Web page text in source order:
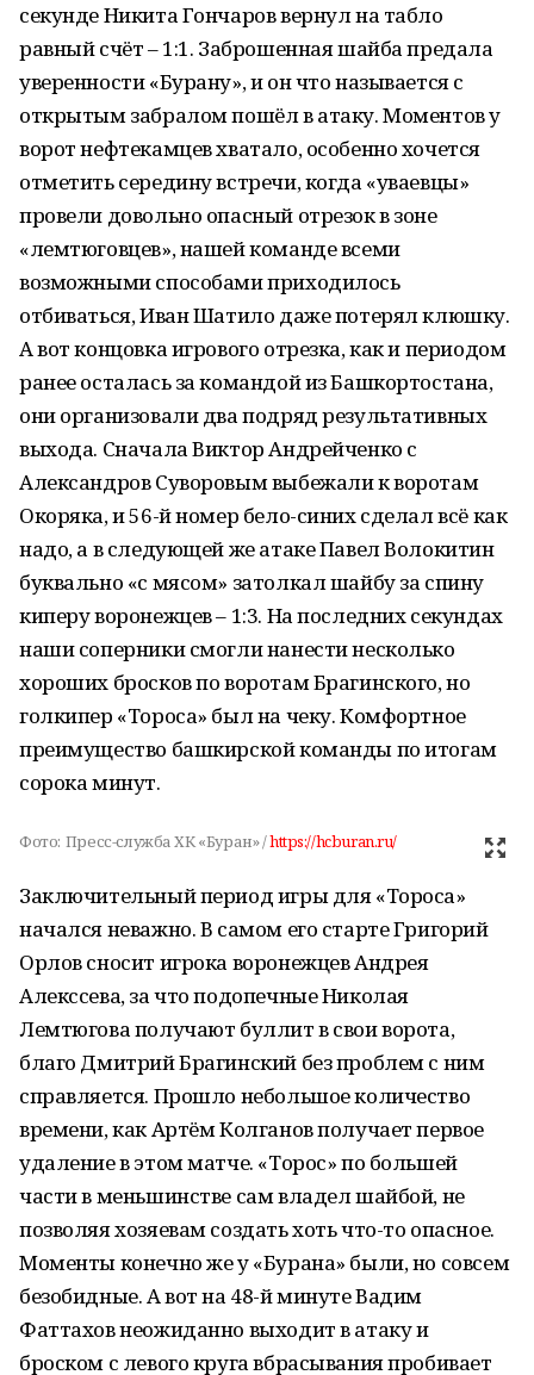
секунде Никита Гончаров вернул на табло
равный счёт – 1:1. Заброшенная шайба предала
уверенности «Бурану», и он что называется с
открытым забралом пошёл в атаку. Моментов у
ворот нефтекамцев хватало, особенно хочется
отметить середину встречи, когда «уваевцы»
провели довольно опасный отрезок в зоне
«лемтюговцев», нашей команде всеми
возможными способами приходилось
отбиваться, Иван Шатило даже потерял клюшку.
А вот концовка игрового отрезка, как и периодом
ранее осталась за командой из Башкортостана,
они организовали два подряд результативных
выхода. Сначала Виктор Андрейченко с
Александров Суворовым выбежали к воротам
Окоряка, и 56-й номер бело-синих сделал всё как
надо, а в следующей же атаке Павел Волокитин
буквально «с мясом» затолкал шайбу за спину
киперу воронежцев – 1:3. На последних секундах
наши соперники смогли нанести несколько
хороших бросков по воротам Брагинского, но
голкипер «Тороса» был на чеку. Комфортное
преимущество башкирской команды по итогам
сорока минут.
Фото: Пресс-служба ХК «Буран» /https://hcburan.ru/
Заключительный период игры для «Тороса»
начался неважно. В самом его старте Григорий
Орлов сносит игрока воронежцев Андрея
Алекссева, за что подопечные Николая
Лемтюгова получают буллит в свои ворота,
благо Дмитрий Брагинский без проблем с ним
справляется. Прошло небольшое количество
времени, как Артём Колганов получает первое
удаление в этом матче. «Торос» по большей
части в меньшинстве сам владел шайбой, не
позволяя хозяевам создать хоть что-то опасное.
Моменты конечно же у «Бурана» были, но совсем
безобидные. А вот на 48-й минуте Вадим
Фаттахов неожиданно выходит в атаку и
броском с левого круга вбрасывания пробивает